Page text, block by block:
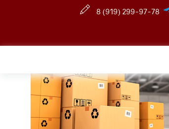
8 (919) 299-97-78